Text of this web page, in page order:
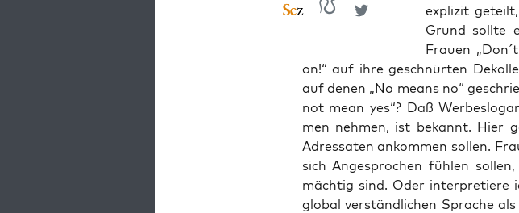
expli­zit
Grund soll­te
Frau­en
on!“ auf ihre geschnür­ten
auf denen „No means no“
not mean yes“? Daß
men neh­men, ist bekannt. Hier
Adres­sa­ten ankom­men sol­len.
sich Ange­spro­chen füh­len
mäch­tig sind. Oder inter­pre­tie­re
glo­bal ver­ständ­li­chen Spra­che